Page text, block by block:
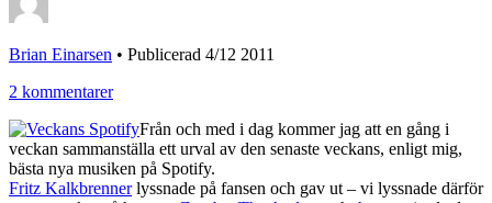
Brian Einarsen • Publicerad 4/12 2011
2 kommentarer
Från och med i dag kommer jag att en gång i
veckan sammanställa ett urval av den senaste veckans, enligt mig,
bästa nya musiken på Spotify.
Fritz Kalkbrennerlyssnade på fansen och gav ut – vi lyssnade därför